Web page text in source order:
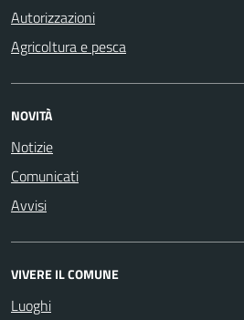
Autorizzazioni
Agricoltura e pesca
NOVITÀ
Notizie
Comunicati
Avvisi
VIVERE IL COMUNE
Luoghi